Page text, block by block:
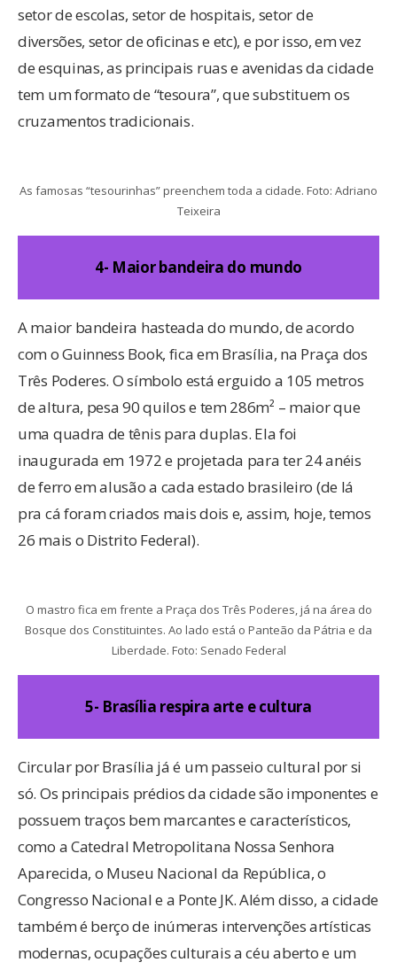
setor de escolas, setor de hospitais, setor de
diversões, setor de oficinas e etc), e por isso, em vez
de esquinas, as principais ruas e avenidas da cidade
tem um formato de “tesoura”, que substituem os
cruzamentos tradicionais.
As famosas “tesourinhas” preenchem toda a cidade. Foto: Adriano
Teixeira
4- Maior bandeira do mundo
A maior bandeira hasteada do mundo, de acordo
com o Guinness Book, fica em Brasília, na Praça dos
Três Poderes. O símbolo está erguido a 105 metros
de altura, pesa 90 quilos e tem 286m² – maior que
uma quadra de tênis para duplas. Ela foi
inaugurada em 1972 e projetada para ter 24 anéis
de ferro em alusão a cada estado brasileiro (de lá
pra cá foram criados mais dois e, assim, hoje, temos
26 mais o Distrito Federal).
O mastro fica em frente a Praça dos Três Poderes, já na área do
Bosque dos Constituintes. Ao lado está o Panteão da Pátria e da
Liberdade. Foto: Senado Federal
5- Brasília respira arte e cultura
Circular por Brasília já é um passeio cultural por si
só. Os principais prédios da cidade são imponentes e
possuem traços bem marcantes e característicos,
como a Catedral Metropolitana Nossa Senhora
Aparecida, o Museu Nacional da República, o
Congresso Nacional e a Ponte JK. Além disso, a cidade
também é berço de inúmeras intervenções artísticas
modernas, ocupações culturais a céu aberto e um